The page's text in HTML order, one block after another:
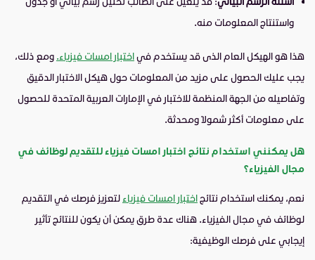
واستنتاج المعلومات منه.
هذا هو الهيكل العام الذى قد يستخدم فياختبار امسات فيزياء. ومع ذلك،
يجب عليك الحصول على مزيد من المعلومات حول هيكل الاختبار الدقيق
وتفاصيله من الجهة المنظمة للاختبار في الإمارات العربية المتحدة للحصول
على معلومات أكثر شمولًا ومحدثة.
هل يمكنني استخدام نتائج اختبار امسات فيزياء للتقديم لوظائف في
مجال الفيزياء؟
نعم، يمكنك استخدام نتائج اختبار امسات فيزياء لتعزيز فرصك في التقديم
لوظائف في مجال الفيزياء. هناك عدة طرق يمكن أن يكون للنتائج تأثير
إيجابي على فرصك الوظيفية: